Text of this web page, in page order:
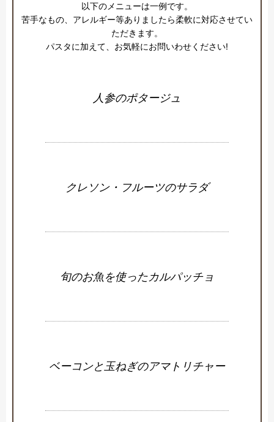
以下のメニューは一例です。
苦手なもの、アレルギー等ありましたら柔軟に対応させてい
ただきます。
パスタに加えて、お気軽にお問いわせください!
人参のポタージュ
クレソン・フルーツのサラダ
旬のお魚を使ったカルパッチョ
ベーコンと玉ねぎのアマトリチャー